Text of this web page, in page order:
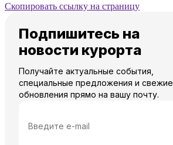
Скопировать ссылку на страницу
Подпишитесь на
новости курорта
Получайте актуальные события,
специальные предложения и свежие
обновления прямо на вашу почту.